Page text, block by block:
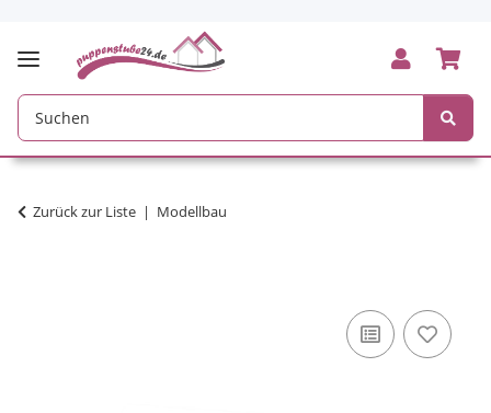
Zurück zur Liste Modellbau